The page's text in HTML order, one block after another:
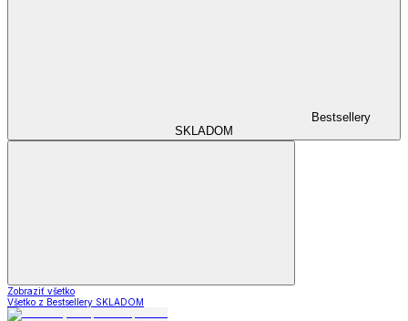
Bestsellery
SKLADOM
Zobraziť všetko
Všetko z Bestsellery SKLADOM